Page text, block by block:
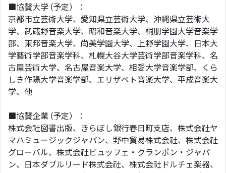
■協賛大学 (予定）：
京都市立芸術大学、愛知県立芸術大学、沖縄県立芸術大
学、武蔵野音楽大学、昭和音楽大学、桐朋学園大学音楽学
部、東邦音楽大学、尚美学園大学、上野学園大学、日本大
学藝術学部音楽学科、札幌大谷大学芸術学部音楽学科、名
古屋芸術大学、名古屋音楽大学、相愛大学音楽学部、くら
しき作陽大学音楽学部、エリザベト音楽大学、平成音楽大
学、他
■協賛企業 (予定）：
株式会社図書出版、きらぼし銀行春日町支店、株式会社ヤ
マハミュージックジャパン、野中貿易株式会社、株式会社
グローバル、株式会社ビュッフェ・クランポン・ジャパ
ン、日本ダブルリード株式会社、株式会社ドルチェ楽器、